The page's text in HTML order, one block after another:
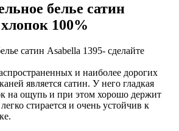
белье сатин
100%
сатин Asabella 1395- сделайте
и наиболее дорогих
является сатин. У него гладкая
на ощупь и при этом хорошо держит
стирается и очень устойчив к